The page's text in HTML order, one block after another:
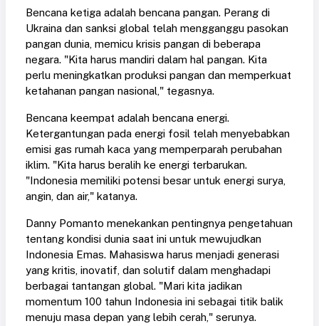
Bencana ketiga adalah bencana pangan. Perang di
Ukraina dan sanksi global telah mengganggu pasokan
pangan dunia, memicu krisis pangan di beberapa
negara. "Kita harus mandiri dalam hal pangan. Kita
perlu meningkatkan produksi pangan dan memperkuat
ketahanan pangan nasional," tegasnya.
Bencana keempat adalah bencana energi.
Ketergantungan pada energi fosil telah menyebabkan
emisi gas rumah kaca yang memperparah perubahan
iklim. "Kita harus beralih ke energi terbarukan.
"Indonesia memiliki potensi besar untuk energi surya,
angin, dan air," katanya.
Danny Pomanto menekankan pentingnya pengetahuan
tentang kondisi dunia saat ini untuk mewujudkan
Indonesia Emas. Mahasiswa harus menjadi generasi
yang kritis, inovatif, dan solutif dalam menghadapi
berbagai tantangan global. "Mari kita jadikan
momentum 100 tahun Indonesia ini sebagai titik balik
menuju masa depan yang lebih cerah," serunya.